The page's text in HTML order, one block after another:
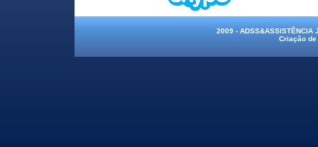
2009 - ADSS&ASSISTÊNCIA
Criação